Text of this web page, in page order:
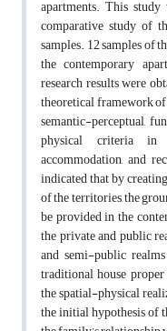
apartments. This
comparative study of
samples. 12 samples of
the contemporary
research results were
theoretical framework
semantic-perceptual,
physical criteria in
accommodation, and
indicated that by
of the territories, the
be provided in the
the private and public
and semi-public
traditional house
the spatial-physical
the initial hypothesis of